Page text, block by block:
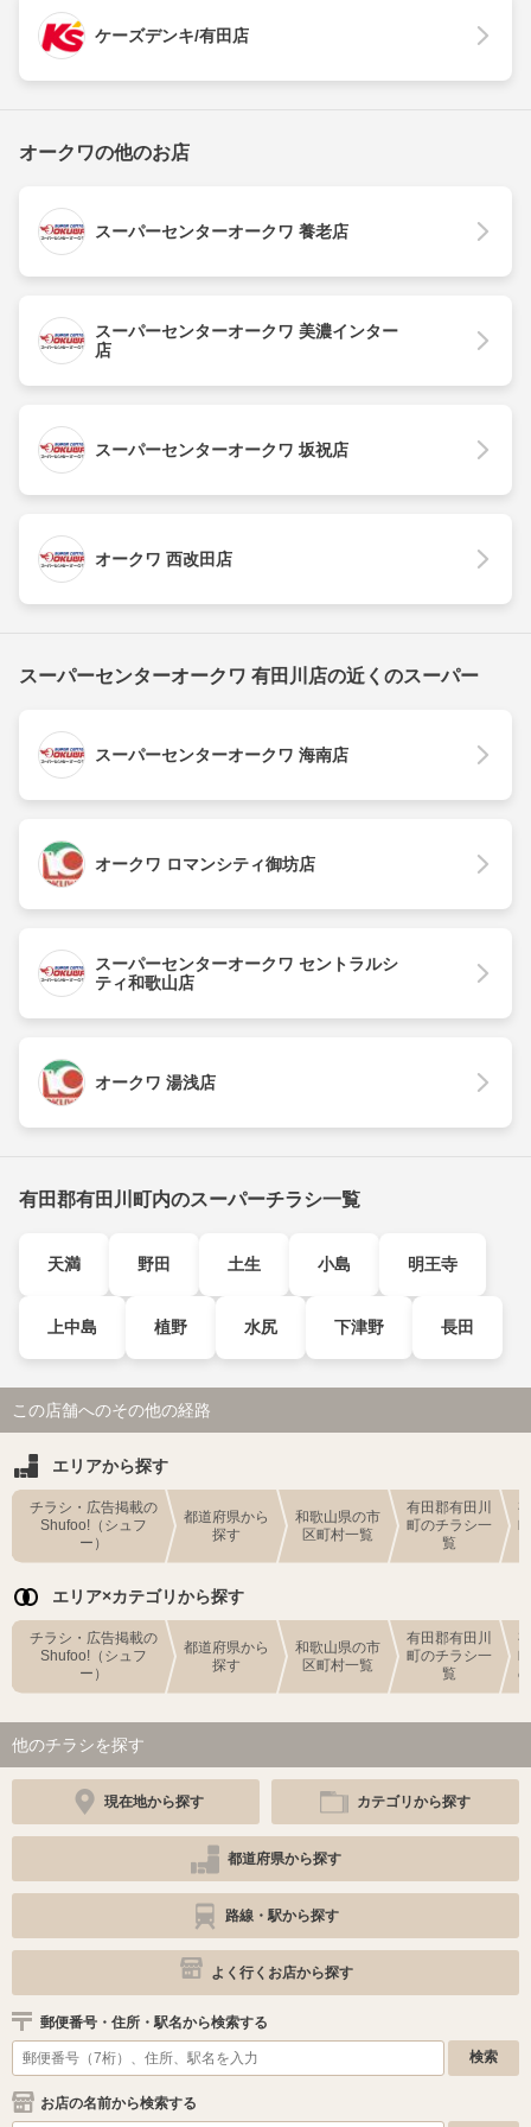
ケーズデンキ/有田店
オークワの他のお店
スーパーセンターオークワ 養老店
スーパーセンターオークワ 美濃インター
店
スーパーセンターオークワ 坂祝店
オークワ 西改田店
スーパーセンターオークワ 有田川店の近くのスーパー
スーパーセンターオークワ 海南店
オークワ ロマンシティ御坊店
スーパーセンターオークワ セントラルシ
ティ和歌山店
オークワ 湯浅店
有田郡有田川町内のスーパーチラシ一覧
天満 野田 土生 小島 明王寺
上中島 植野 水尻 下津野 長田
この店舗へのその他の経路
エリアから探す
チラシ・広告掲載の
Shufoo!（シュフ
ー）
都道府県から
探す
和歌山県の市
区町村一覧
有田郡有田川
町のチラシ一
覧
エリア×カテゴリから探す
チラシ・広告掲載の
Shufoo!（シュフ
ー）
都道府県から
探す
和歌山県の市
区町村一覧
有田郡有田川
町のチラシ一
覧
他のチラシを探す
現在地から探す カテゴリから探す
都道府県から探す
路線・駅から探す
よく行くお店から探す
郵便番号・住所・駅名から検索する
お店の名前から検索する